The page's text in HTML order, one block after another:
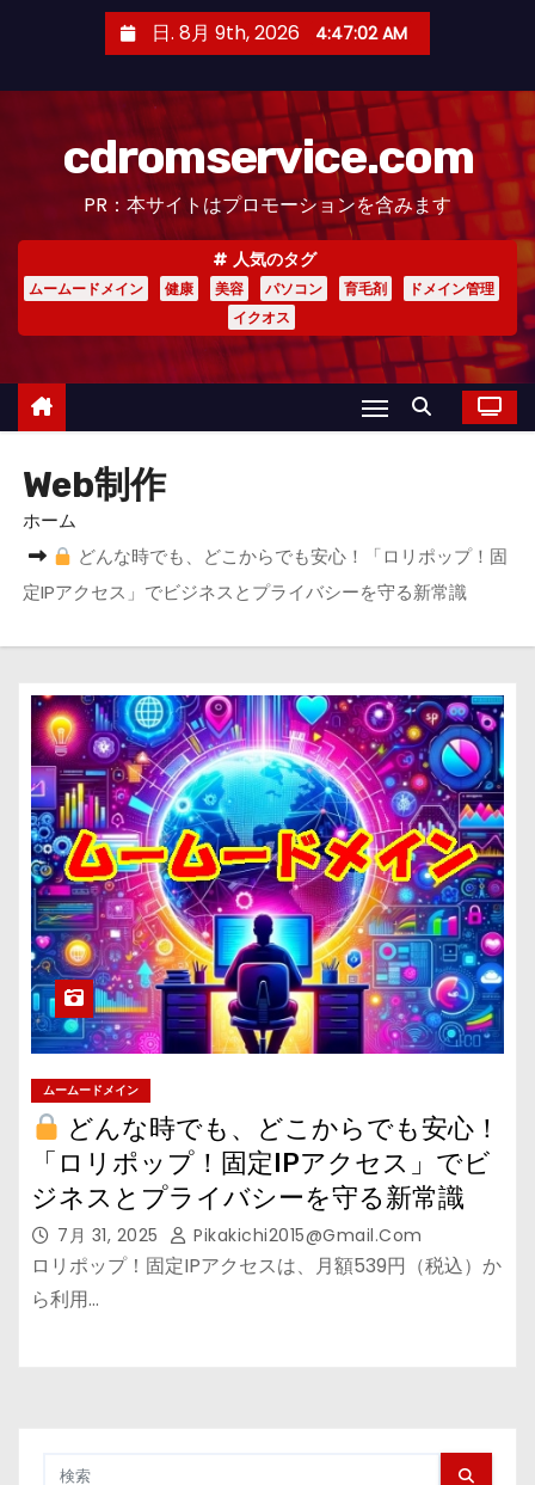
日. 8月 9th, 2026 4:47:03 AM
cdromservice.com
PR：本サイトはプロモーションを含みます
人気のタグ
ムームードメイン 健康 美容 パソコン 育毛剤
ドメイン管理
イクオス
Web制作
ホーム
どんな時でも、どこからでも安心！「ロリポップ！固
定IPアクセス」でビジネスとプライバシーを守る新常識
ムームードメイン
どんな時でも、どこからでも安心！
「ロリポップ！固定IPアクセス」でビ
ジネスとプライバシーを守る新常識
7月 31, 2025 Pikakichi2015@gmail.com
ロリポップ！固定IPアクセスは、月額539円（税込）か
ら利用…